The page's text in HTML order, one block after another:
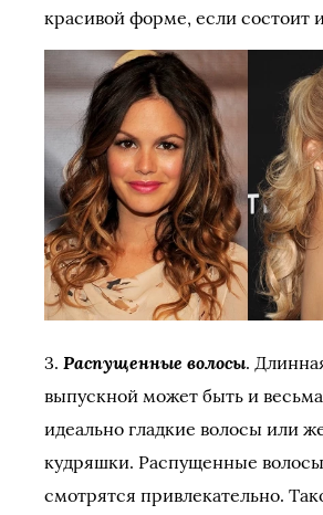
красивой форме, если состоит
3. Распущенные волосы.
выпускной может быть и
идеально гладкие волосы или
кудряшки. Распущенные волосы
смотрятся привлекательно.